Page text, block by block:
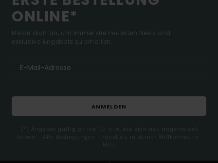
ONLINE*
Melde dich an, um immer die neuesten News und
exklusive Angebote zu erhalten.
ANMELDEN
(*) Angebot gültig online für alle, die sich neu angemeldet
haben - Alle Bedingungen findest du in deiner Willkommens-
Mail